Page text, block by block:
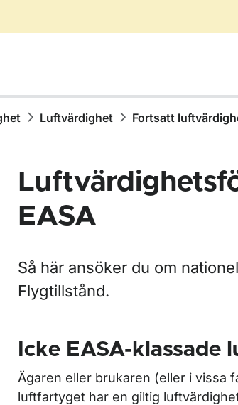
Luftvärdighet Fortsatt
för Drönare
för Luftfartygsregistret
för Certifiering
EASA
Så här ansöker du om
Flygtillstånd.
Icke EASA-klassade
Ägaren eller brukaren (eller i vissa
luftfartyget har en giltig